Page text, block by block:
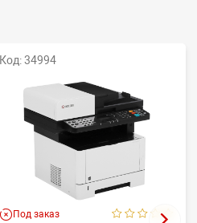
Код: 34994
Под заказ